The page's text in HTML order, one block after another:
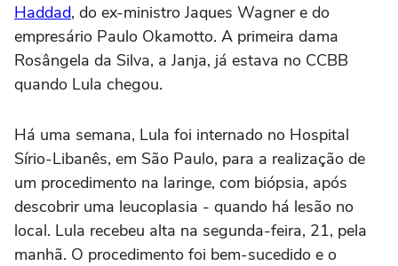
Haddad, do ex-ministro Jaques Wagner e do
empresário Paulo Okamotto. A primeira dama
Rosângela da Silva, a Janja, já estava no CCBB
quando Lula chegou.
Há uma semana, Lula foi internado no Hospital
Sírio-Libanês, em São Paulo, para a realização de
um procedimento na laringe, com biópsia, após
descobrir uma leucoplasia - quando há lesão no
local. Lula recebeu alta na segunda-feira, 21, pela
manhã. O procedimento foi bem-sucedido e o